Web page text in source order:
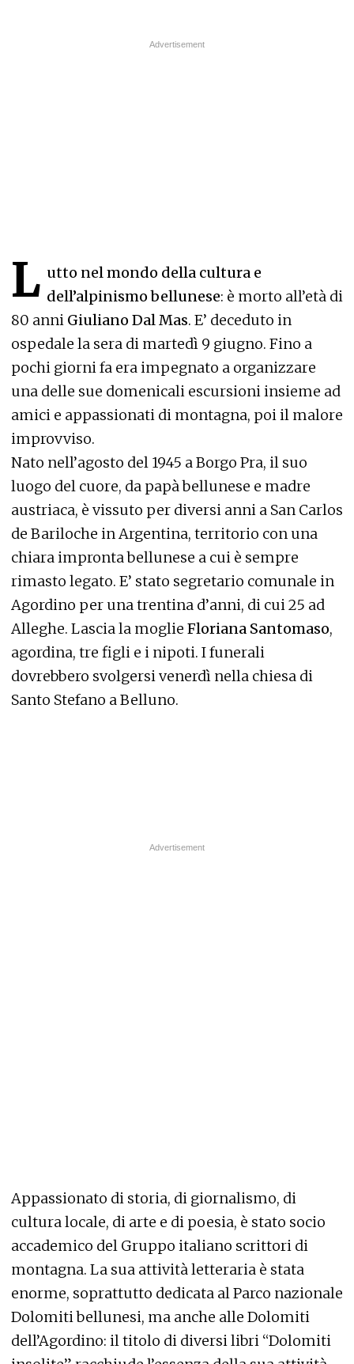
L utto nel mondo della cultura e
dell’alpinismo bellunese: è morto all’età di
80 anni Giuliano Dal Mas. E’ deceduto in
ospedale la sera di martedì 9 giugno. Fino a
pochi giorni fa era impegnato a organizzare
una delle sue domenicali escursioni insieme ad
amici e appassionati di montagna, poi il malore
improvviso.
Nato nell’agosto del 1945 a Borgo Pra, il suo
luogo del cuore, da papà bellunese e madre
austriaca, è vissuto per diversi anni a San Carlos
de Bariloche in Argentina, territorio con una
chiara impronta bellunese a cui è sempre
rimasto legato. E’ stato segretario comunale in
Agordino per una trentina d’anni, di cui 25 ad
Alleghe. Lascia la moglie Floriana Santomaso,
agordina, tre figli e i nipoti. I funerali
dovrebbero svolgersi venerdì nella chiesa di
Santo Stefano a Belluno.
Appassionato di storia, di giornalismo, di
cultura locale, di arte e di poesia, è stato socio
accademico del Gruppo italiano scrittori di
montagna. La sua attività letteraria è stata
enorme, soprattutto dedicata al Parco nazionale
Dolomiti bellunesi, ma anche alle Dolomiti
dell’Agordino: il titolo di diversi libri “Dolomiti